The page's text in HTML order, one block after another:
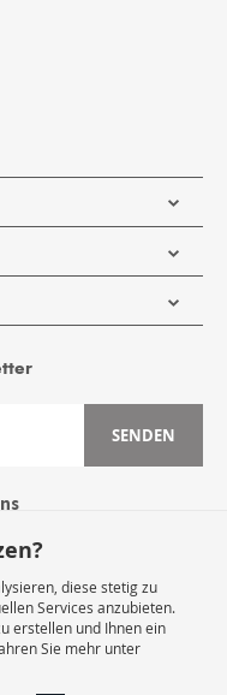
SENDEN
Widerruf Starten
diese stetig zu
Services anzubieten.
erstellen und Ihnen ein
Sie mehr unter